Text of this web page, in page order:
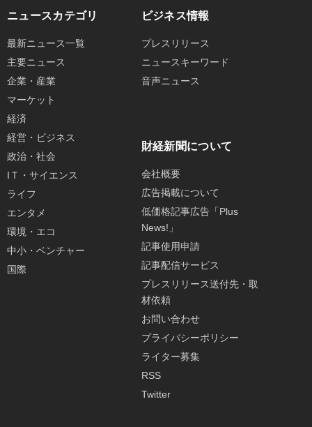
ニュースカテゴリ
最新ニュース一覧
主要ニュース
企業・産業
マーケット
経済
経営・ビジネス
政治・社会
IＴ・サイエンス
ライフ
エンタメ
環境・エコ
中小・ベンチャー
国際
ビジネス情報
プレスリリース
ニュースキーワード
音声ニュース
財経新聞について
会社概要
広告掲載について
低価格記事広告「Plus
News!」
記事使用申請
記事配信サービス
プレスリリース送付先・取
材依頼
お問い合わせ
プライバシーポリシー
ライター募集
RSS
Twitter